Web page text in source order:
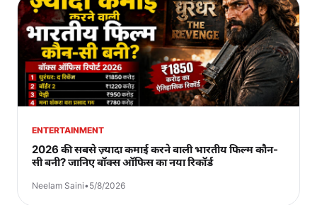
ENTERTAINMENT
2026 की सबसे ज़्यादा कमाई करने वाली भारतीय फिल्म कौन-
सी बनी? जानिए बॉक्स ऑफिस का नया रिकॉर्ड
Neelam Saini•5/8/2026